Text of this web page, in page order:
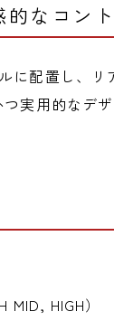
なコン
に配置し、リ
実用的なデ
HIGH）